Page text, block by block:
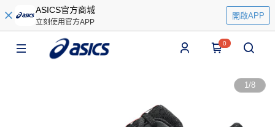
ASICS官方商城
立刻使用官方APP
開啟APP
0
1/8